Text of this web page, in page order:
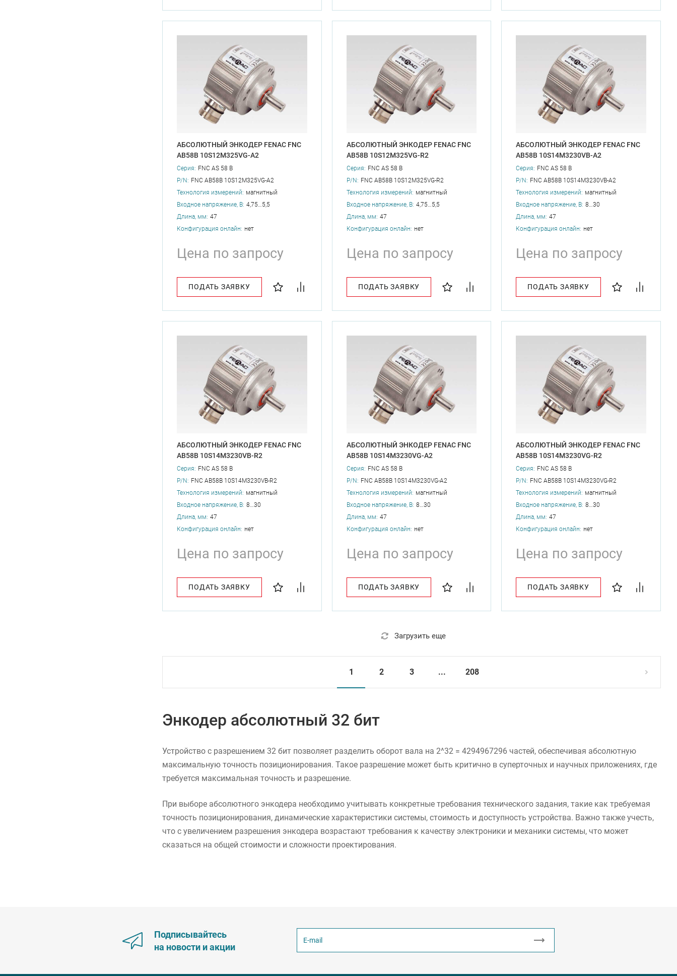
АБСОЛЮТНЫЙ ЭНКОДЕР FENAC FNC
AB58B 10S12M325VG-A2
Серия: FNC AS 58 B
P/N: FNC AB58B 10S12M325VG-A2
Технология измерений: магнитный
Входное напряжение, В: 4,75…5,5
Длина, мм: 47
Конфигурация онлайн: нет
Цена по запросу
ПОДАТЬ ЗАЯВКУ
АБСОЛЮТНЫЙ ЭНКОДЕР FENAC FNC
AB58B 10S12M325VG-R2
Серия: FNC AS 58 B
P/N: FNC AB58B 10S12M325VG-R2
Технология измерений: магнитный
Входное напряжение, В: 4,75…5,5
Длина, мм: 47
Конфигурация онлайн: нет
Цена по запросу
ПОДАТЬ ЗАЯВКУ
АБСОЛЮТНЫЙ ЭНКОДЕР FENAC FNC
AB58B 10S14M3230VB-A2
Серия: FNC AS 58 B
P/N: FNC AB58B 10S14M3230VB-A2
Технология измерений: магнитный
Входное напряжение, В: 8…30
Длина, мм: 47
Конфигурация онлайн: нет
Цена по запросу
ПОДАТЬ ЗАЯВКУ
АБСОЛЮТНЫЙ ЭНКОДЕР FENAC FNC
AB58B 10S14M3230VB-R2
Серия: FNC AS 58 B
P/N: FNC AB58B 10S14M3230VB-R2
Технология измерений: магнитный
Входное напряжение, В: 8…30
Длина, мм: 47
Конфигурация онлайн: нет
Цена по запросу
ПОДАТЬ ЗАЯВКУ
АБСОЛЮТНЫЙ ЭНКОДЕР FENAC FNC
AB58B 10S14M3230VG-A2
Серия: FNC AS 58 B
P/N: FNC AB58B 10S14M3230VG-A2
Технология измерений: магнитный
Входное напряжение, В: 8…30
Длина, мм: 47
Конфигурация онлайн: нет
Цена по запросу
ПОДАТЬ ЗАЯВКУ
АБСОЛЮТНЫЙ ЭНКОДЕР FENAC FNC
AB58B 10S14M3230VG-R2
Серия: FNC AS 58 B
P/N: FNC AB58B 10S14M3230VG-R2
Технология измерений: магнитный
Входное напряжение, В: 8…30
Длина, мм: 47
Конфигурация онлайн: нет
Цена по запросу
ПОДАТЬ ЗАЯВКУ
Загрузить еще
1 2 3 ... 208
Энкодер абсолютный 32 бит
Устройство с разрешением 32 бит позволяет разделить оборот вала на 2^32 = 4294967296 частей, обеспечивая абсолютную
максимальную точность позиционирования. Такое разрешение может быть критично в суперточных и научных приложениях, где
требуется максимальная точность и разрешение.
При выборе абсолютного энкодера необходимо учитывать конкретные требования технического задания, такие как требуемая
точность позиционирования, динамические характеристики системы, стоимость и доступность устройства. Важно также учесть,
что с увеличением разрешения энкодера возрастают требования к качеству электроники и механики системы, что может
сказаться на общей стоимости и сложности проектирования.
Подписывайтесь
на новости и акции